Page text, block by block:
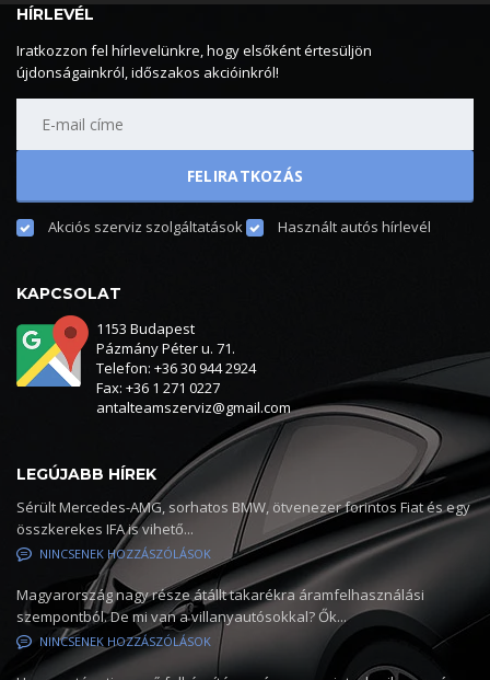
HÍRLEVÉL
Iratkozzon fel hírlevelünkre, hogy elsőként értesüljön
újdonságainkról, időszakos akcióinkról!
Akciós szerviz szolgáltatások Használt autós hírlevél
KAPCSOLAT
1153 Budapest
Pázmány Péter u. 71.
Telefon: +36 30 944 2924
Fax: +36 1 271 0227
antalteamszerviz@gmail.com
LEGÚJABB HÍREK
Sérült Mercedes-AMG, sorhatos BMW, ötvenezer forintos Fiat és egy
összkerekes IFA is vihető...
NINCSENEK HOZZÁSZÓLÁSOK
Magyarország nagy része átállt takarékra áramfelhasználási
szempontból. De mi van a villanyautósokkal? Ők...
NINCSENEK HOZZÁSZÓLÁSOK